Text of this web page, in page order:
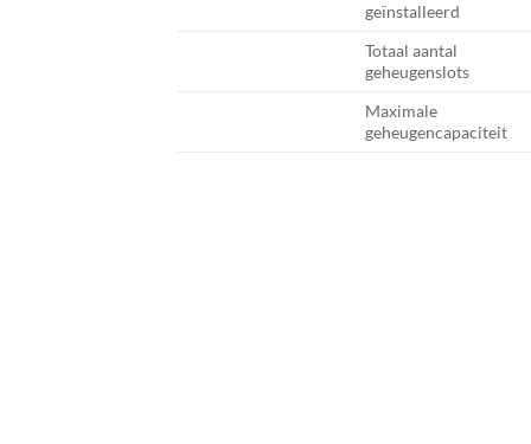
geïnstalleerd
Totaal aantal
geheugenslots
Maximale
geheugencapaciteit